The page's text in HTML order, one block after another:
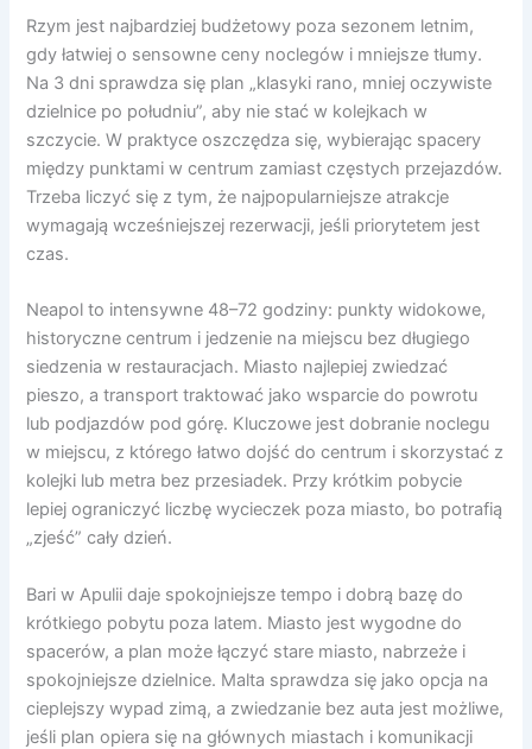
Rzym jest najbardziej budżetowy poza sezonem letnim,
gdy łatwiej o sensowne ceny noclegów i mniejsze tłumy.
Na 3 dni sprawdza się plan „klasyki rano, mniej oczywiste
dzielnice po południu”, aby nie stać w kolejkach w
szczycie. W praktyce oszczędza się, wybierając spacery
między punktami w centrum zamiast częstych przejazdów.
Trzeba liczyć się z tym, że najpopularniejsze atrakcje
wymagają wcześniejszej rezerwacji, jeśli priorytetem jest
czas.
Neapol to intensywne 48–72 godziny: punkty widokowe,
historyczne centrum i jedzenie na miejscu bez długiego
siedzenia w restauracjach. Miasto najlepiej zwiedzać
pieszo, a transport traktować jako wsparcie do powrotu
lub podjazdów pod górę. Kluczowe jest dobranie noclegu
w miejscu, z którego łatwo dojść do centrum i skorzystać z
kolejki lub metra bez przesiadek. Przy krótkim pobycie
lepiej ograniczyć liczbę wycieczek poza miasto, bo potrafią
„zjeść” cały dzień.
Bari w Apulii daje spokojniejsze tempo i dobrą bazę do
krótkiego pobytu poza latem. Miasto jest wygodne do
spacerów, a plan może łączyć stare miasto, nabrzeże i
spokojniejsze dzielnice. Malta sprawdza się jako opcja na
cieplejszy wypad zimą, a zwiedzanie bez auta jest możliwe,
jeśli plan opiera się na głównych miastach i komunikacji